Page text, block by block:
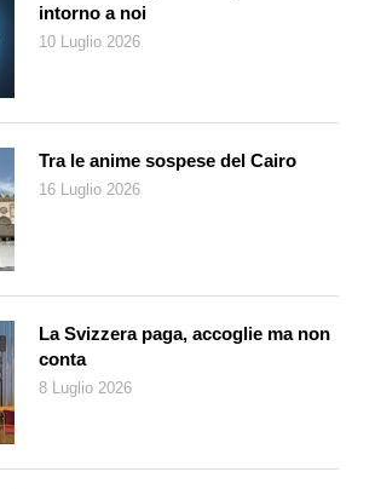
in uno spazio così ampio, ma unito, e
suo una bellissima integrazione tra
naturale. Ci piace molto che si tratti di un
che troviamo interessante sia dal
pensato, sia da un punto di vista
turistico regionale del Moesano e
(mini Museum of Modern Art
profilo Linkedin dice di poter contare su
di base da allrounder (sostenute da
e strategiche) e una buona dose
intorno a noi
10 Luglio 2026
Tra le anime sospese del Cairo
16 Luglio 2026
La Svizzera paga, accoglie ma non
conta
8 Luglio 2026